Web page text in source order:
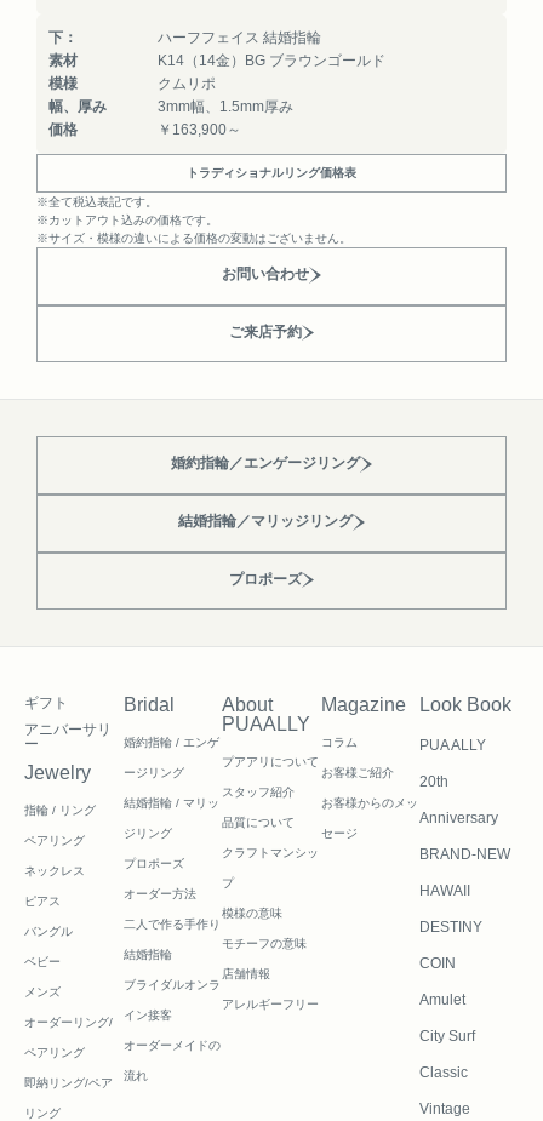
下：
ハーフフェイス 結婚指輪
素材
K14（14金）BG ブラウンゴールド
模様
クムリポ
幅、厚み
3mm幅、1.5mm厚み
価格
￥163,900～
トラディショナルリング価格表
※全て税込表記です。
※カットアウト込みの価格です。
※サイズ・模様の違いによる価格の変動はございません。
お問い合わせ
ご来店予約
婚約指輪／エンゲージリング
結婚指輪／マリッジリング
プロポーズ
ギフト
アニバーサリ
ー
Jewelry
指輪 / リング
ペアリング
ネックレス
ピアス
バングル
ベビー
メンズ
オーダーリング/
ペアリング
即納リング/ペア
リング
Bridal
婚約指輪 / エンゲ
ージリング
結婚指輪 / マリッ
ジリング
プロポーズ
オーダー方法
二人で作る手作り
結婚指輪
ブライダルオンラ
イン接客
オーダーメイドの
流れ
About
PUAALLY
プアアリについて
スタッフ紹介
品質について
クラフトマンシッ
プ
模様の意味
モチーフの意味
店舗情報
アレルギーフリー
Magazine
コラム
お客様ご紹介
お客様からのメッ
セージ
Look Book
PUA ALLY
20th
Anniversary
BRAND-NEW
HAWAII
DESTINY
COIN
Amulet
City Surf
Classic
Vintage